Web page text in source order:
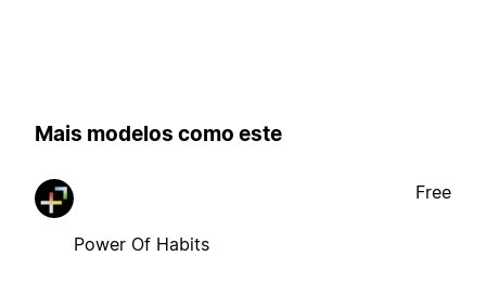
Mais modelos como este
Power Of Habits
Free